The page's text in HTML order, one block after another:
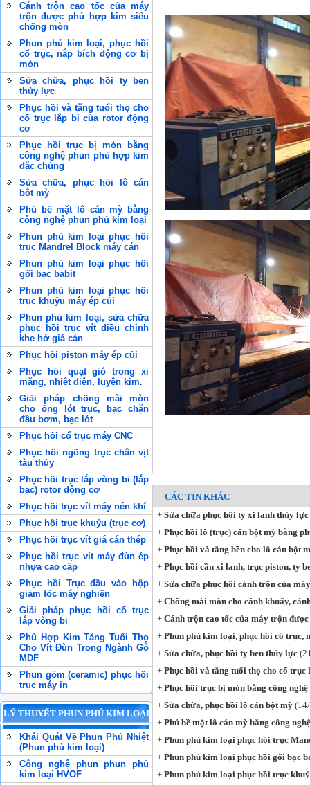
Cánh trộn cao tốc của máy
trộn được phủ hợp kim siêu
chống mòn
Phun phủ kim loại, phục hồi
cổ trục, nắp bích động cơ bị
mòn
Sửa chữa, phục hồi ty ben
thủy lực
Phục hồi và tăng tuổi thọ cho
cổ trục lắp bi của rotor động
cơ
Phục hồi trục bị mòn bằng
công nghệ phun phủ hợp kim
đặc chủng
Sửa chữa, phục hồi lô cán
bột mỳ
Phủ bề mặt lô cán mỳ bằng
công nghệ phun phủ kim loại
Phun phủ kim loại phục hồi
trục Mandrel Block máy cán
Phun phủ kim loại phục hồi
gối bạc babit
Phun phủ kim loại phục hồi
trục khuỷu máy ép củi
Phun phủ kim loại, sửa chữa
phục hồi trục vít điều chỉnh
khe hở giá cán
Phục hồi piston máy ép củi
Phục hồi quạt gió trong xi
măng, nhiệt điện, luyện kim.
Giải pháp chống mài mòn
cho ống lót trục, bạc chặn
đầu bơm, bạc lót
Phục hồi cổ trục máy CNC
Phục hồi ngõng trục chân vịt
tàu thủy
Phục hồi trục lắp vòng bi (lắp
bạc) rotor động cơ
Phục hồi trục vít máy nén khí
Phục hồi trục khuỷu (trục cơ)
Phục hồi trục vít giá cán thép
Phục hồi trục vít máy đùn ép
nhựa cao cấp
Phục hồi Trục đầu vào hộp
giảm tốc máy nghiền
Giải pháp phục hồi cổ trục
lắp vòng bi
Phủ Hợp Kim Tăng Tuổi Thọ
Cho Vít Đùn Trong Ngành Gỗ
MDF
Phun gốm (ceramic) phục hồi
trục máy in
LÝ THUYẾT PHUN PHỦ KIM LOẠI
Khái Quát Về Phun Phủ Nhiệt
(Phun phủ kim loại)
Công nghệ phun phun phủ
kim loại HVOF
CÁC TIN KHÁC
+ Sửa chữa phục hồi ty xi lanh thủy lực
+ Phục hồi lô (trục) cán bột mỳ bằng
+ Phục hồi và tăng bền cho lô cán bột
+ Phục hồi cần xi lanh, trục piston, ty
+ Sửa chữa phục hồi cánh trộn của
+ Chống mài mòn cho cánh khuấy,
+ Cánh trộn cao tốc của máy trộn
+ Phun phủ kim loại, phục hồi cổ trục,
+ Sửa chữa, phục hồi ty ben thủy lực
+ Phục hồi và tăng tuổi thọ cho cổ
+ Phục hồi trục bị mòn bằng công
+ Sửa chữa, phục hồi lô cán bột mỳ
+ Phủ bề mặt lô cán mỳ bằng công
+ Phun phủ kim loại phục hồi trục
+ Phun phủ kim loại phục hồi gối bạc
+ Phun phủ kim loại phục hồi trục